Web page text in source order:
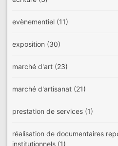
evènementiel (11)
exposition (30)
marché d'art (23)
marché d'artisanat (21)
prestation de services (1)
réalisation de documentaires
institutionnels (1)